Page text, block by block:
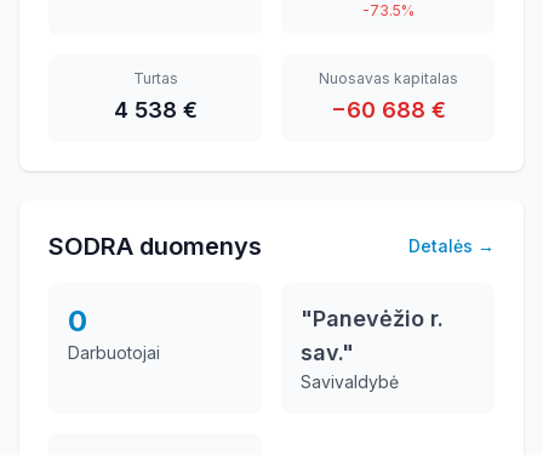
-73.5%
Turtas
4 538 €
Nuosavas kapitalas
−60 688 €
SODRA duomenys Detalės →
0
Darbuotojai
"Panevėžio r.
sav."
Savivaldybė